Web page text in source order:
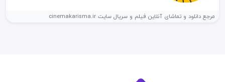
مرجع دانلود و تماشای آنلاین فیلم و سریال سایت cinemakarisma.ir